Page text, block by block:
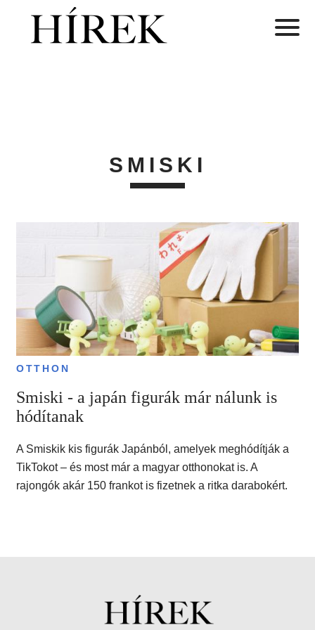
SMISKI
OTTHON
Smiski - a japán figurák már nálunk is
hódítanak
A Smiskik kis figurák Japánból, amelyek meghódítják a
TikTokot – és most már a magyar otthonokat is. A
rajongók akár 150 frankot is fizetnek a ritka darabokért.